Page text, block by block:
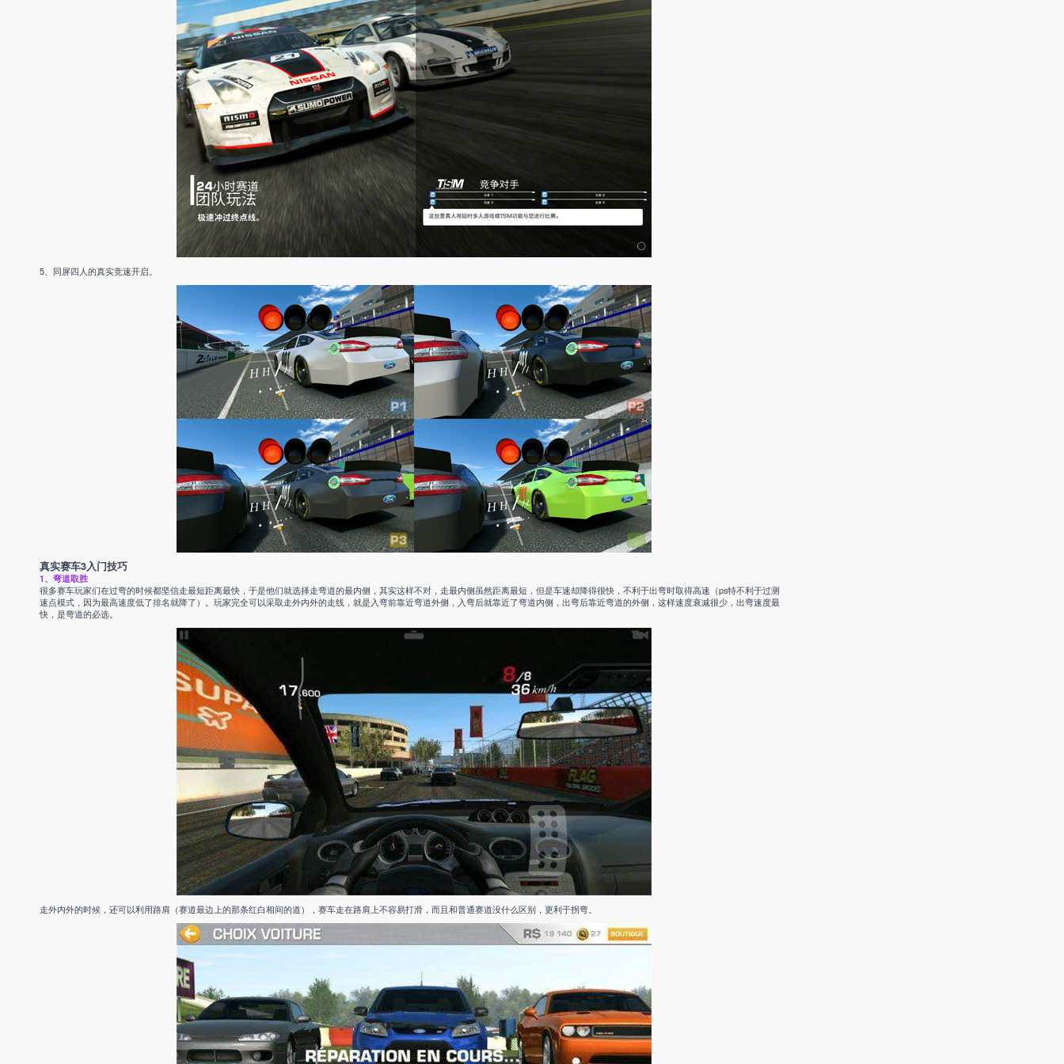
5、同屏四人的真实竞速开启。
真实赛车3入门技巧
1、弯道取胜
很多赛车玩家们在过弯的时候都坚信走最短距离最快，于是他们就选择走弯道的最内侧，其实这样不对，走最内侧虽然距离最短，但是车速却降得很快，不利于出弯时取得高速（ps特不利于过测
速点模式，因为最高速度低了排名就降了）。玩家完全可以采取走外内外的走线，就是入弯前靠近弯道外侧，入弯后就靠近了弯道内侧，出弯后靠近弯道的外侧，这样速度衰减很少，出弯速度最
快，是弯道的必选。
走外内外的时候，还可以利用路肩（赛道最边上的那条红白相间的道），赛车走在路肩上不容易打滑，而且和普通赛道没什么区别，更利于拐弯。